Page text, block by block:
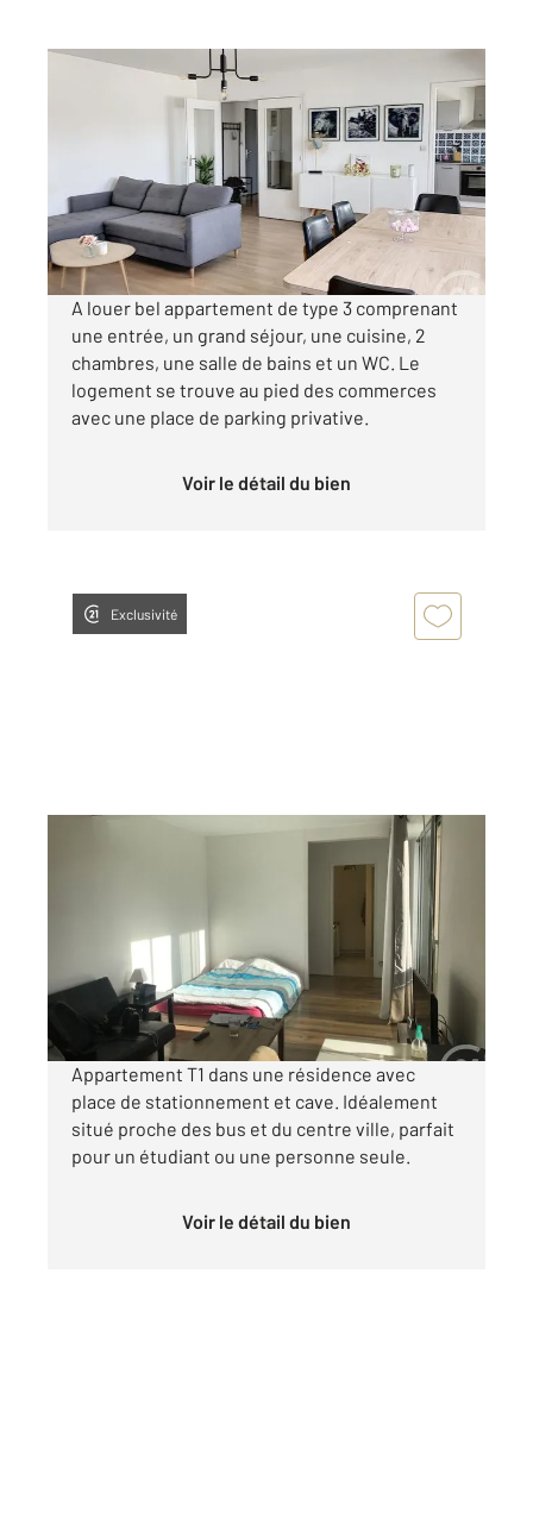
AUXERRE 89
, 3 pièces
Appartement F3 à louer
670 €
par mois charges comprises
A louer bel appartement de type 3 comprenant
une entrée, un grand séjour, une cuisine, 2
chambres, une salle de bains et un WC. Le
logement se trouve au pied des commerces
avec une place de parking privative.
Voir le détail du bien
Exclusivité
Appartement F1 à louer
460 €
par mois charges comprises
Appartement T1 dans une résidence avec
place de stationnement et cave. Idéalement
situé proche des bus et du centre ville, parfait
pour un étudiant ou une personne seule.
Voir le détail du bien